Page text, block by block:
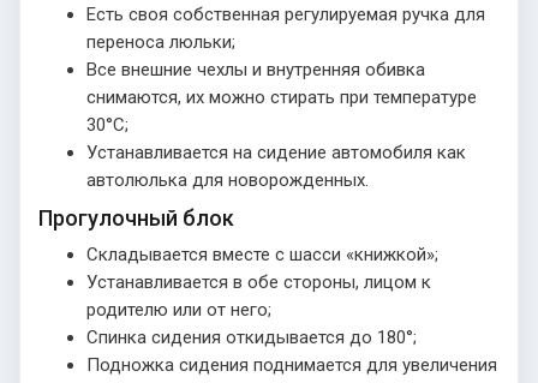
Есть своя собственная регулируемая ручка для
переноса люльки;
Все внешние чехлы и внутренняя обивка
снимаются, их можно стирать при температуре
30°С;
Устанавливается на сидение автомобиля как
автолюлька для новорожденных.
Прогулочный блок
Складывается вместе с шасси «книжкой»;
Устанавливается в обе стороны, лицом к
родителю или от него;
Спинка сидения откидывается до 180°;
Подножка сидения поднимается для увеличения